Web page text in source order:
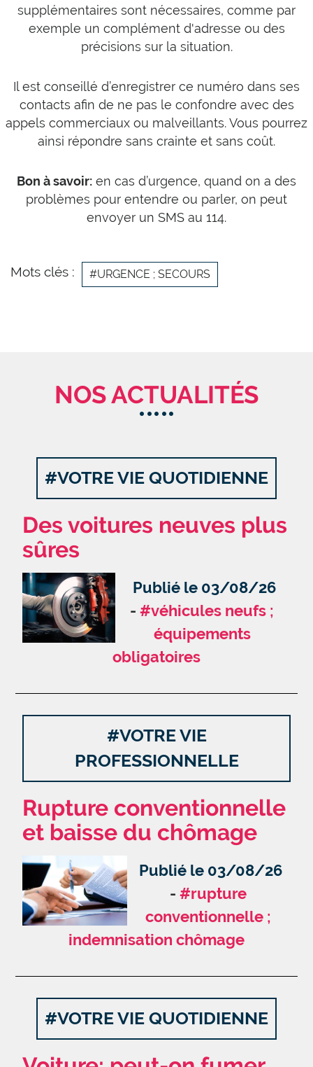
supplémentaires sont nécessaires, comme par
exemple un complément d'adresse ou des
précisions sur la situation.
Il est conseillé d’enregistrer ce numéro dans ses
contacts afin de ne pas le confondre avec des
appels commerciaux ou malveillants. Vous pourrez
ainsi répondre sans crainte et sans coût.
Bon à savoir: en cas d’urgence, quand on a des
problèmes pour entendre ou parler, on peut
envoyer un SMS au 114.
Mots clés : #URGENCE ; SECOURS
NOS ACTUALITÉS
#VOTRE VIE QUOTIDIENNE
Des voitures neuves plus
sûres
Publié le 03/08/26
#véhicules neufs ;
équipements
obligatoires
#VOTRE VIE
PROFESSIONNELLE
Rupture conventionnelle
et baisse du chômage
Publié le 03/08/26
#rupture
conventionnelle ;
indemnisation chômage
#VOTRE VIE QUOTIDIENNE